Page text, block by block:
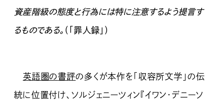
資産階級の態度と行為には特に注意するよう提言す
るものである。 （「罪人録」）
英語圏の書評の多くが本作を「収容所文学」の伝
統に位置付け、ソルジェニーツィン『イワン・デニーソ